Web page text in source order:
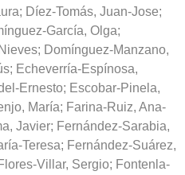
; Díez-Tomás, Juan-Jose;
García, Olga;
; Domínguez-Manzano,
; Echeverría-Espínosa,
Ernesto; Escobar-Pinela,
María; Farina-Ruiz, Ana-
Javier; Fernández-Sarabia,
Teresa; Fernández-Suárez,
Flores-Villar, Sergio; Fontenla-